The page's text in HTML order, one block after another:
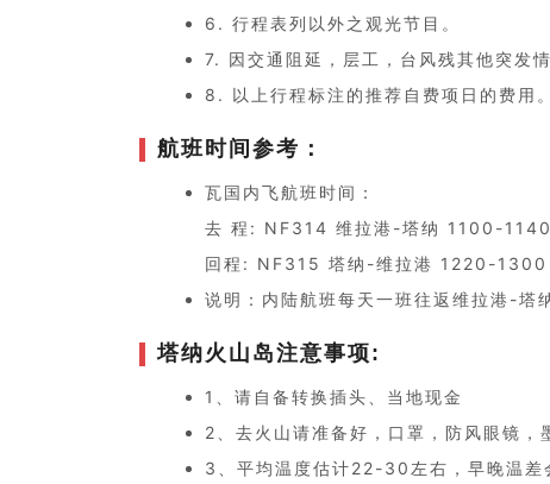
6. 行程表列以外之观光节目。
7. 因交通阻延，层工，台风残其他突发
8. 以上行程标注的推荐自费项日的费用。
航班时间参考：
瓦国内飞航班时间：
去 程: NF314 维拉港-塔纳 1100-1140
回程: NF315 塔纳-维拉港 1220-1300
说明：内陆航班每天一班往返维拉港-塔
塔纳火山岛注意事项:
1、请自备转换插头、当地现金
2、去火山请准备好，口罩，防风眼镜，
3、平均温度估计22-30左右，早晚温差